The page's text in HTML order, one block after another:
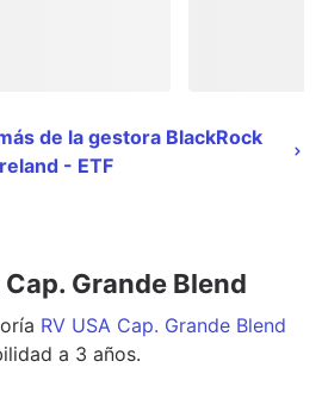
de la gestora BlackRock
- ETF
Cap. Grande Blend
RV USA Cap. Grande Blend
a 3 años.